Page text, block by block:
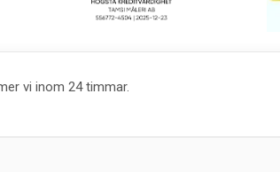
vi inom 24 timmar.